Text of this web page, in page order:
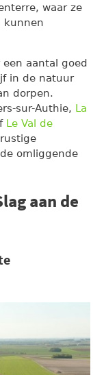
waar ze
kunnen
aantal goed
in de natuur
dorpen.
sur-Authie, La
Le Val de
omliggende
aan de